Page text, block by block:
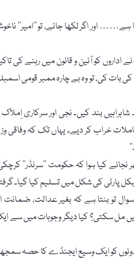
اور اگر لکھا جائے، تو ’’امیر‘‘
کو آئین و قانون میں رہنے کی
کی، تو وہ بے چارہ ممبر قومی
بند کیں۔ نجی اور سرکاری اِملاک
خراب کر دیے۔ یہاں تک کہ وفاقی
کیا ہوا کہ حکومت ’’سرنڈر‘‘
پارٹی کی شکل میں تسلیم کیا گیا۔
تو بنتا ہے کہ بغیر عدالت، ضمانت
مل سکتی؟ کیا دیگر وجوہات میں سے
کو ایک وسیع ایجنڈے کا حصہ